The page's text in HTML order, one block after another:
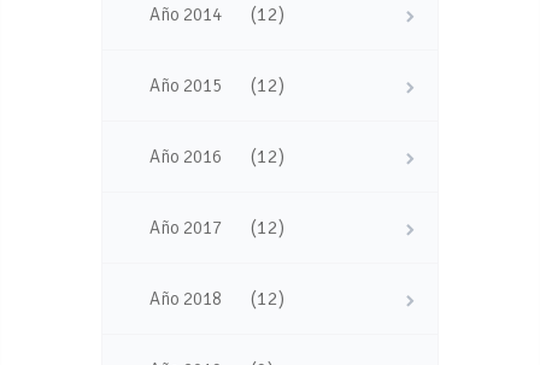
Año 2014 (12)
Año 2015 (12)
Año 2016 (12)
Año 2017 (12)
Año 2018 (12)